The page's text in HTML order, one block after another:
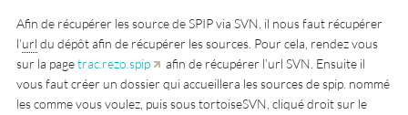
Afin de récupérer les source de SPIP via SVN, il nous faut récupérer
l’url du dépôt afin de récupérer les sources. Pour cela, rendez vous
sur la pagetrac.rezo.spip
afin de récupérer l’url SVN. Ensuite il
vous faut créer un dossier qui accueillera les sources de spip. nommé
les comme vous voulez, puis sous tortoiseSVN, cliqué droit sur le